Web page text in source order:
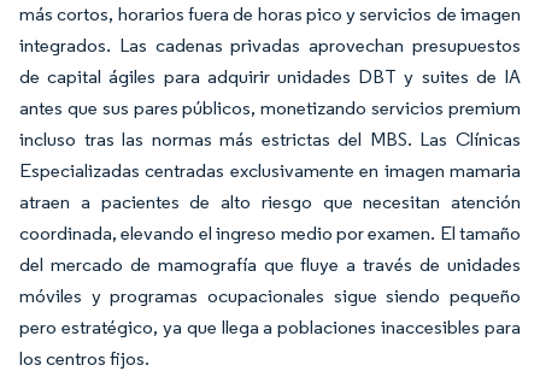
más cortos, horarios fuera de horas pico y servicios de imagen
integrados. Las cadenas privadas aprovechan presupuestos
de capital ágiles para adquirir unidades DBT y suites de IA
antes que sus pares públicos, monetizando servicios premium
incluso tras las normas más estrictas del MBS. Las Clínicas
Especializadas centradas exclusivamente en imagen mamaria
atraen a pacientes de alto riesgo que necesitan atención
coordinada, elevando el ingreso medio por examen. El tamaño
del mercado de mamografía que fluye a través de unidades
móviles y programas ocupacionales sigue siendo pequeño
pero estratégico, ya que llega a poblaciones inaccesibles para
los centros fijos.